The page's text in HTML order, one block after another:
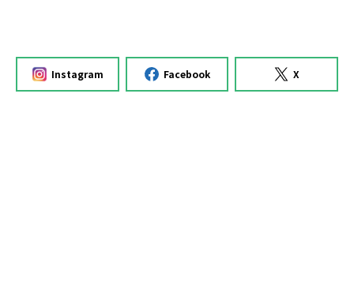
Instagram Facebook X